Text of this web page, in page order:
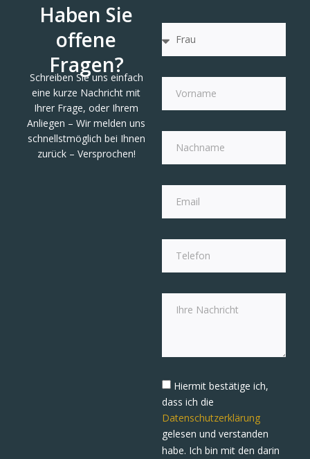
Haben Sie
offene
Fragen?
Schreiben Sie uns einfach
eine kurze Nachricht mit
Ihrer Frage, oder Ihrem
Anliegen – Wir melden uns
schnellstmöglich bei Ihnen
zurück – Versprochen!
Hiermit bestätige ich,
dass ich die
Datenschutzerklärung
gelesen und verstanden
habe. Ich bin mit den darin